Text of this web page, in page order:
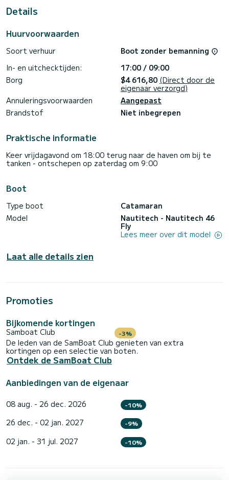
Watermaker, < b> >Lucht airconditioning, Elektrische lier.
Neem contact met ons op voor een offerte, u wordt
begeleid door een SamBoat-expert voor uw
Details
Huurvoorwaarden
Soort verhuur
Boot zonder bemanning
In- en uitchecktijden:
17:00 / 09:00
Borg
$4 616,80 (Direct door de
eigenaar verzorgd)
Annuleringsvoorwaarden
Aangepast
Brandstof
Niet inbegrepen
Praktische informatie
Keer vrijdagavond om 18:00 terug naar de haven om bij te
tanken - ontschepen op zaterdag om 9:00
Boot
Type boot
Catamaran
Model
Nautitech - Nautitech 46
Fly
Lees meer over dit model
Laat alle details zien
Promoties
Bijkomende kortingen
Samboat Club -3%
De leden van de SamBoat Club genieten van extra
kortingen op een selectie van boten.
Ontdek de SamBoat Club
Aanbiedingen van de eigenaar
08 aug. - 26 dec. 2026 -10%
26 dec. - 02 jan. 2027 -9%
02 jan. - 31 jul. 2027 -10%